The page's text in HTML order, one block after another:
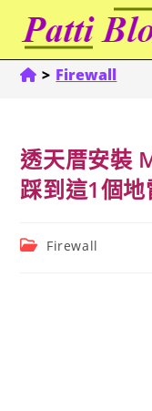
content
> Firewall
透天厝安裝
踩到這1個地
Post Firewall